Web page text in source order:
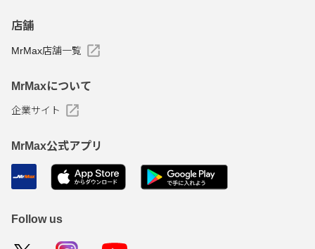
店舗
MrMax店舗一覧
MrMaxについて
企業サイト
MrMax公式アプリ
Follow us